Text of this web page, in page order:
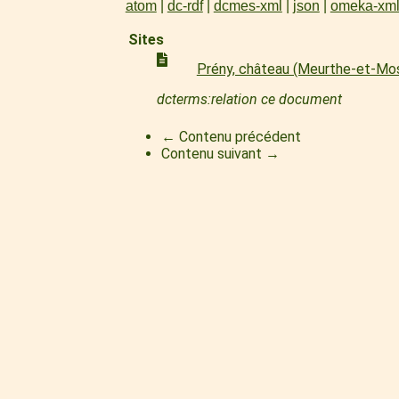
atom dc-rdf dcmes-xml json omeka-xml
Sites
Prény, château (Meurthe-et-
dcterms:relation ce document
← Contenu précédent
Contenu suivant →